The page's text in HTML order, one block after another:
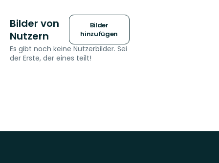
Bilder von
Nutzern
Bilder
hinzufügen
Es gibt noch keine Nutzerbilder. Sei
der Erste, der eines teilt!